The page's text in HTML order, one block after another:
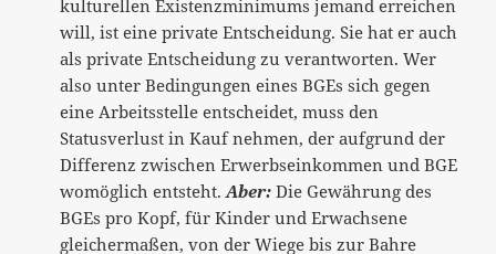
kulturellen Existenzminimums jemand erreichen
will, ist eine private Entscheidung. Sie hat er auch
als private Entscheidung zu verantworten. Wer
also unter Bedingungen eines BGEs sich gegen
eine Arbeitsstelle entscheidet, muss den
Statusverlust in Kauf nehmen, der aufgrund der
Differenz zwischen Erwerbseinkommen und BGE
womöglich entsteht.Aber: Die Gewährung des
BGEs pro Kopf, für Kinder und Erwachsene
gleichermaßen, von der Wiege bis zur Bahre